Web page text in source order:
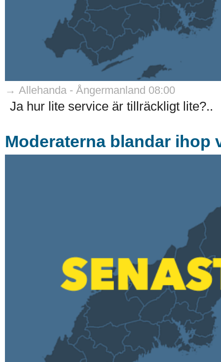
→ Allehanda - Ångermanland 08:00
Ja hur lite service är tillräckligt lite?..
Moderaterna blandar ihop